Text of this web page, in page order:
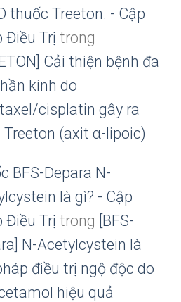
thuốc Treeton. - Cập
Điều Trị trong
Cải thiện bệnh đa
kinh do
cisplatin gây ra
Treeton (axit α-lipoic)
BFS-Depara N-
là gì? - Cập
Điều Trị trong [BFS-
N-Acetylcystein là
điều trị ngộ độc do
hiệu quả